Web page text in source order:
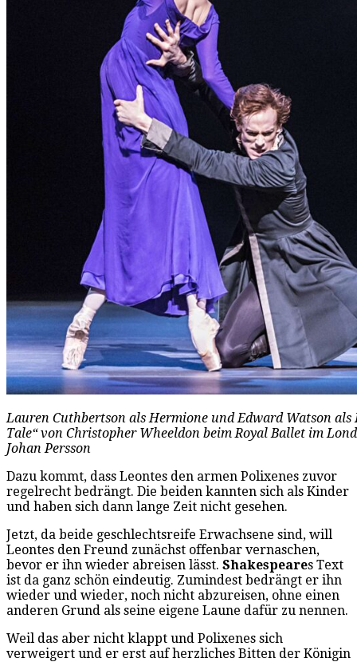
Lauren Cuthbertson als Hermione und Edward Watson als
Tale“ von Christopher Wheeldon beim Royal Ballet im
Johan Persson
Dazu kommt, dass Leontes den armen Polixenes zuvor
regelrecht bedrängt. Die beiden kannten sich als Kinder
und haben sich dann lange Zeit nicht gesehen.
Jetzt, da beide geschlechtsreife Erwachsene sind, will
Leontes den Freund zunächst offenbar vernaschen,
bevor er ihn wieder abreisen lässt. Shakespeares Text
ist da ganz schön eindeutig. Zumindest bedrängt er ihn
wieder und wieder, noch nicht abzureisen, ohne einen
anderen Grund als seine eigene Laune dafür zu nennen.
Weil das aber nicht klappt und Polixenes sich
verweigert und er erst auf herzliches Bitten der Königin